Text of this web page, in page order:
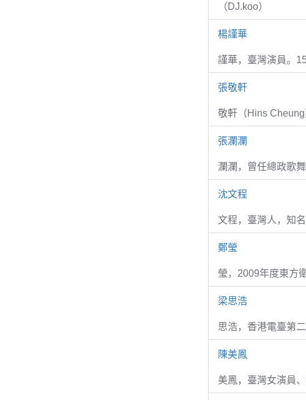
（DJ.koo）
楊謹華
謹華，臺灣演員。
張敬軒
敬軒（Hins
張瀾瀾
瀾瀾，曾任總政歌
沈文程
文程，臺灣人，知
鄭瑩
瑩，2009年度東方
梁思浩
思浩，香港電臺第
陳美鳳
美鳳，臺灣女演員